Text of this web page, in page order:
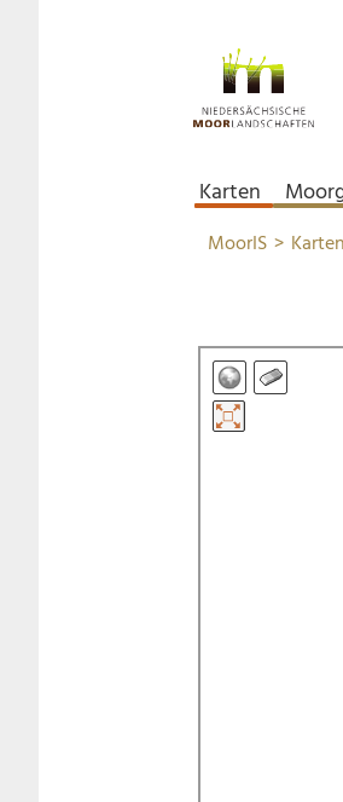
Karten
MoorIS Karten